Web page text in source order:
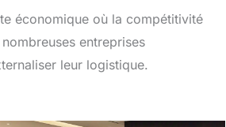
économique où la compétitivité
entreprises
leur logistique.